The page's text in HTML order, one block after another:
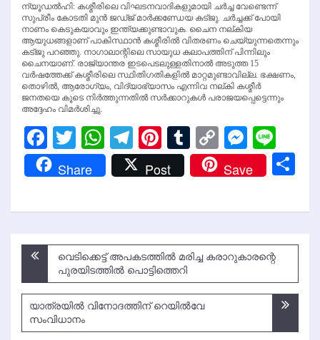
ന്യൂഡല്‍ഹി: കശ്മീരിലെ വിഘടനവാദികളുമായി ചര്‍ച്ച വേണ്ടെന്ന്
സുപ്രീം കോടതി മുന്‍ ജഡ്ജ് മാര്‍ക്കണ്ഡേയ കട്ജു. ചര്‍ച്ചക്ക് പോയി
നാണം കെടുകയാവും ഇന്ത്യക്കുണ്ടാവുക. ചൈന നല്കിയ
ആയുധങ്ങളാണ് പാകിസ്ഥാന്‍ കശ്മീരില്‍ വിതരണം ചെയ്യുന്നതെന്നും
കട്ജു പറഞ്ഞു. നാഗാലാന്റിലെ സായുധ കലാപത്തിന് പിന്നിലും
ചൈനയാണ്. രാജ്യാന്തര ഇടപെടലുള്ളതിനാല്‍ അടുത്ത 15
വര്‍ഷത്തേക്ക് കശ്മീരിലെ സ്ഥിതിഗതികളില്‍ മാറ്റമുണ്ടാവില്ല. ഭക്ഷണം,
തൊഴില്‍, ആരോഗ്യം, വിദ്യാഭ്യാസം എന്നിവ നല്കി കശ്മീര്‍
ജനതയെ കൂടെ നിര്‍ത്തുന്നതില്‍ സര്‍ക്കാറുകള്‍ പരാജയപ്പെട്ടെന്നും
അദ്ദേഹം വിമര്‍ശിച്ചു.
Facebook
Twitter
WhatsApp
Telegram
Pinterest
Tumblr
Copy
Link
Share Post Save
Post
navigation
വെടിക്കെട്ട് അപകടത്തില്‍ മരിച്ച കരാറുകാരന്റെ
പുരയിടത്തില്‍ പൊട്ടിത്തെറി
യാത്രയില്‍ വിനോദത്തിന് റെയില്‍വേ
സംവിധാനം